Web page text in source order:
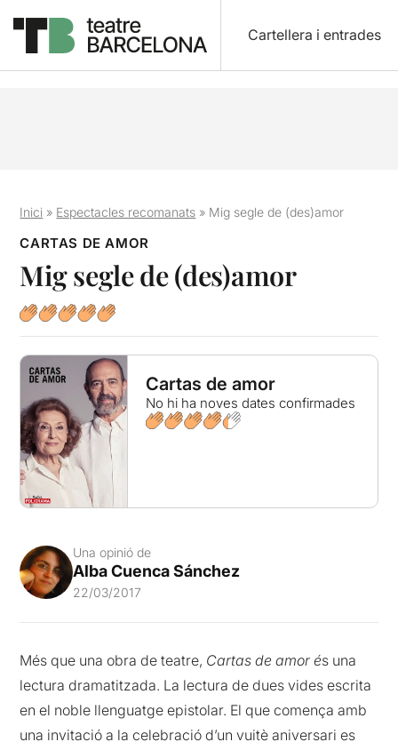
Cartellera i entrades
Inici » Espectacles recomanats » Mig segle de (des)amor
CARTAS DE AMOR
Mig segle de (des)amor
Cartas de amor
No hi ha noves dates confirmades
Una opinió de
Alba Cuenca Sánchez
22/03/2017
Més que una obra de teatre, Cartas de amor és una
lectura dramatitzada. La lectura de dues vides escrita
en el noble llenguatge epistolar. El que comença amb
una invitació a la celebració d’un vuitè aniversari es